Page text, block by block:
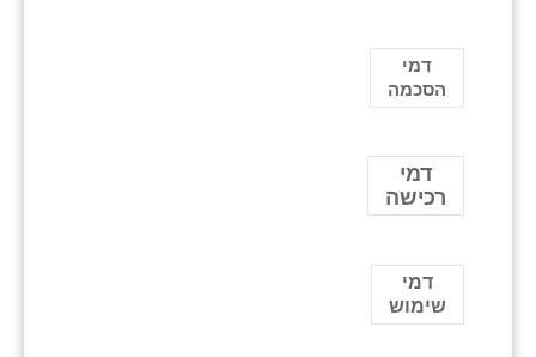
דמי
הסכמה
דמי
רכישה
דמי
שימוש